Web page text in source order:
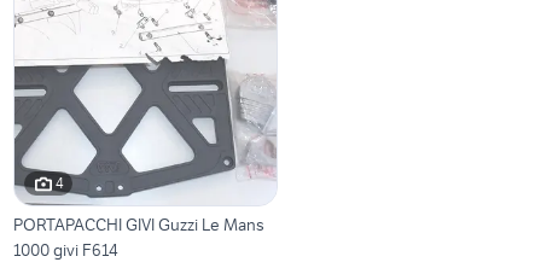
4
PORTAPACCHI GIVI Guzzi Le Mans
1000 givi F614